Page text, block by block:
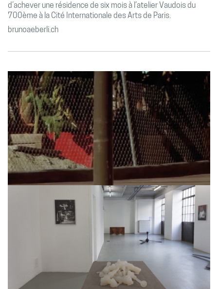
d’achever une résidence de six mois à l’atelier Vaudois du
700ème à la Cité Internationale des Arts de Paris.
brunoaeberli.ch